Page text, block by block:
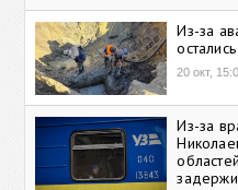
Из-за
20 окт,
Из-за